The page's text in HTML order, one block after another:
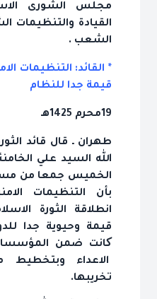
مجلس الشورى
القيادة والتنظيمات
الشعب .
* القائد: التنظيمات
قيمة جدا للنظام
19محرم 1425هـ
طهران ـ قال قائد
الله السيد علي
الخميس جمعا من
بأن التنظيمات
انطلاقة الثورة
قيمة وحيوية جدا
کانت ضمن
الاعداء وبتخطيط
تخريبها.